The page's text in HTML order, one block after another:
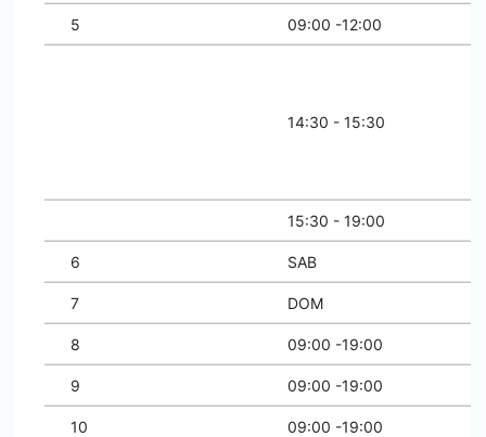
5 09:00 -12:00
14:30 - 15:30
15:30 - 19:00
6 SAB
7 DOM
8 09:00 -19:00
9 09:00 -19:00
10 09:00 -19:00